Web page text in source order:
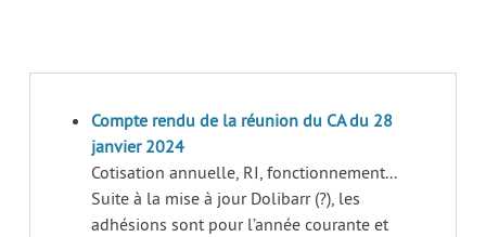
Compte rendu de la réunion du CA du 28
janvier 2024
Cotisation annuelle, RI, fonctionnement...
Suite à la mise à jour Dolibarr (?), les
adhésions sont pour l’année courante et